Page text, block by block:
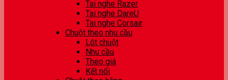
Tai nghe Razer
Tai nghe DareU
Tai nghe Corsair
Chuột theo nhu cầu
Lót chuột
Nhu cầu
Theo giá
Kết nối